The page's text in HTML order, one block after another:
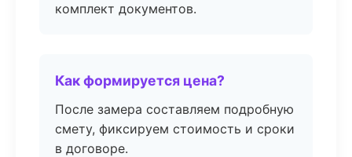
комплект документов.
Как формируется цена?
После замера составляем подробную
смету, фиксируем стоимость и сроки
в договоре.